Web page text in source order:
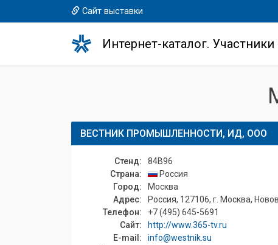
Сайт выставки
Интернет-каталог.
ВЕСТНИК ПРОМЫШЛЕННОСТИ, ИД, ООО
Стенд:
84B96
Страна:
Россия
Город:
Москва
Адрес:
Россия, 127106, г. Москва,
Телефон:
+7 (495) 645-5691
Сайт:
http://www.365-tv.ru
E-mail:
info@westnik.su